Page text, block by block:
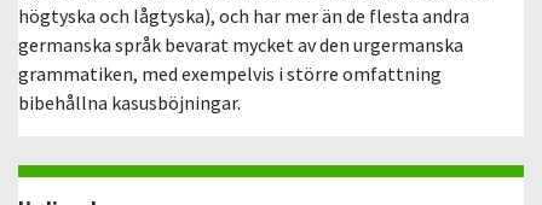
högtyska och lågtyska), och har mer än de flesta andra
germanska språk bevarat mycket av den urgermanska
grammatiken, med exempelvis i större omfattning
bibehållna kasusböjningar.